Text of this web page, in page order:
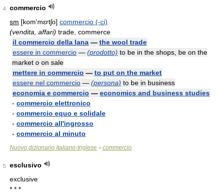
4
commercio
sm [kom'mɛrtʃo] commercio (-ci)
(vendita, affari) trade, commerce
il commercio della lana — the wool trade
essere in commercio — (prodotto) to be in the shops, be on the
market o on sale
mettere in commercio — to put on the market
essere nel commercio — (persona) to be in business
economia e commercio — economics and business studies
- commercio elettronico
- commercio equo e solidale
- commercio all'ingrosso
- commercio al minuto
Nuovo dizionario Italiano-Inglese > commercio
5
esclusivo
exclusive
* * *